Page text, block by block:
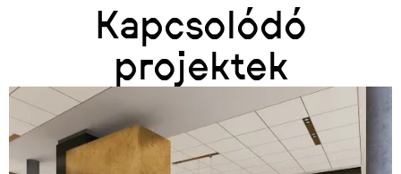
Kapcsolódó
projektek